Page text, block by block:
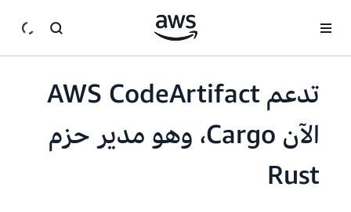
تدعم AWS CodeArtifact
الآن Cargo، وهو مدير حزم
Rust